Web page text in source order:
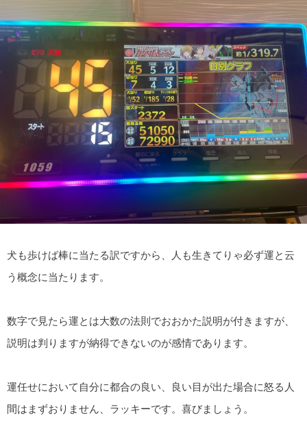
犬も歩けば棒に当たる訳ですから、人も生きてりゃ必ず運と云
う概念に当たります。
数字で見たら運とは大数の法則でおおかた説明が付きますが、
説明は判りますが納得できないのが感情であります。
運任せにおいて自分に都合の良い、良い目が出た場合に怒る人
間はまずおりません、ラッキーです。喜びましょう。